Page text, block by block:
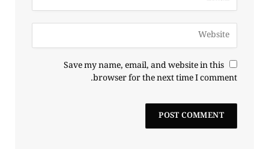
Save my name, email, and website in this
browser for the next time I comment.